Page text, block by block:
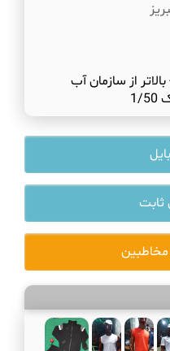
از سازمان آب
ثابت